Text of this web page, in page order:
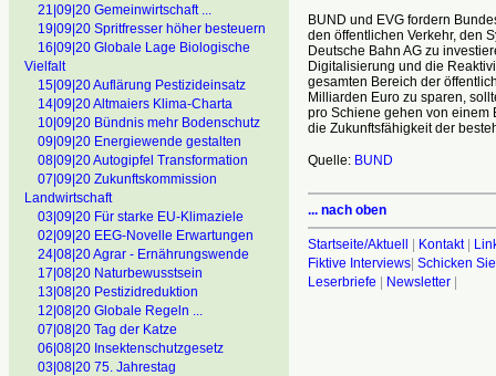
21|09|20 Gemeinwirtschaft ...
19|09|20 Spritfresser höher besteuern
16|09|20 Globale Lage Biologische
Vielfalt
15|09|20 Auflärung Pestizideinsatz
14|09|20 Altmaiers Klima-Charta
10|09|20 Bündnis mehr Bodenschutz
09|09|20 Energiewende gestalten
08|09|20 Autogipfel Transformation
07|09|20 Zukunftskommission
Landwirtschaft
03|09|20 Für starke EU-Klimaziele
02|09|20 EEG-Novelle Erwartungen
24|08|20 Agrar - Ernährungswende
17|08|20 Naturbewusstsein
13|08|20 Pestizidreduktion
12|08|20 Globale Regeln ...
07|08|20 Tag der Katze
06|08|20 Insektenschutzgesetz
03|08|20 75. Jahrestag
BUND und EVG fordern
den öffentlichen Verkehr, den
Deutsche Bahn AG zu
Digitalisierung und die
gesamten Bereich der
Milliarden Euro zu sparen,
pro Schiene gehen von einem
die Zukunftsfähigkeit der
Quelle: BUND
... nach oben
Startseite/Aktuell | Kontakt|
Fiktive Interviews| Schicken
Leserbriefe | Newsletter|